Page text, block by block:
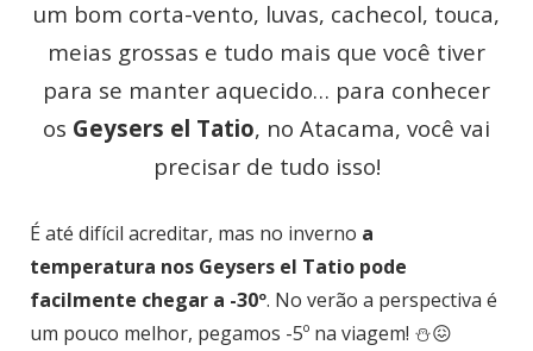
um bom corta-vento, luvas, cachecol, touca,
meias grossas e tudo mais que você tiver
para se manter aquecido… para conhecer
os Geysers el Tatio, no Atacama, você vai
precisar de tudo isso!
É até difícil acreditar, mas no inverno a
temperatura nos Geysers el Tatio pode
facilmente chegar a -30º. No verão a perspectiva é
um pouco melhor, pegamos -5º na viagem! ⛄😖